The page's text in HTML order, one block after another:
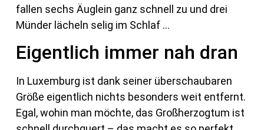
fallen sechs Äuglein ganz schnell zu und drei
Münder lächeln selig im Schlaf …
Eigentlich immer nah dran
In Luxemburg ist dank seiner überschaubaren
Größe eigentlich nichts besonders weit entfernt.
Egal, wohin man möchte, das Großherzogtum ist